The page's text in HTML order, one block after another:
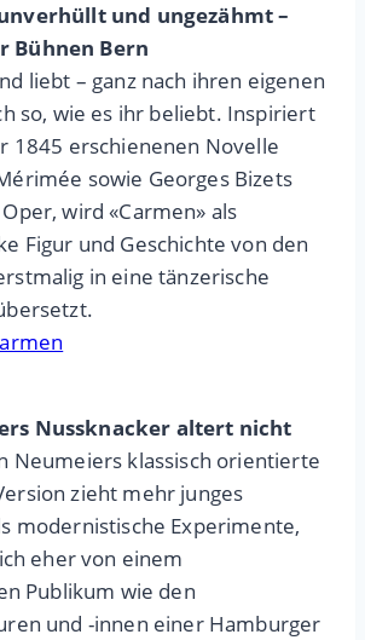
und ungezähmt –
Bühnen Bern
liebt – ganz nach ihren eigenen
so, wie es ihr beliebt. Inspiriert
1845 erschienenen Novelle
sowie Georges Bizets
wird «Carmen» als
Figur und Geschichte von den
in eine tänzerische
Nussknacker altert nicht
Neumeiers klassisch orientierte
zieht mehr junges
modernistische Experimente,
eher von einem
Publikum wie den
und -innen einer Hamburger